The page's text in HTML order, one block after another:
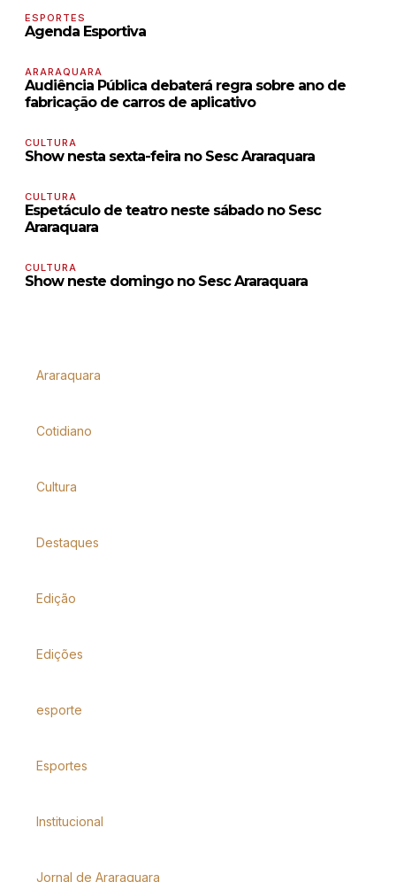
ESPORTES
Agenda Esportiva
ARARAQUARA
Audiência Pública debaterá regra sobre ano de
fabricação de carros de aplicativo
CULTURA
Show nesta sexta-feira no Sesc Araraquara
CULTURA
Espetáculo de teatro neste sábado no Sesc
Araraquara
CULTURA
Show neste domingo no Sesc Araraquara
Araraquara
Cotidiano
Cultura
Destaques
Edição
Edições
esporte
Esportes
Institucional
Jornal de Araraquara